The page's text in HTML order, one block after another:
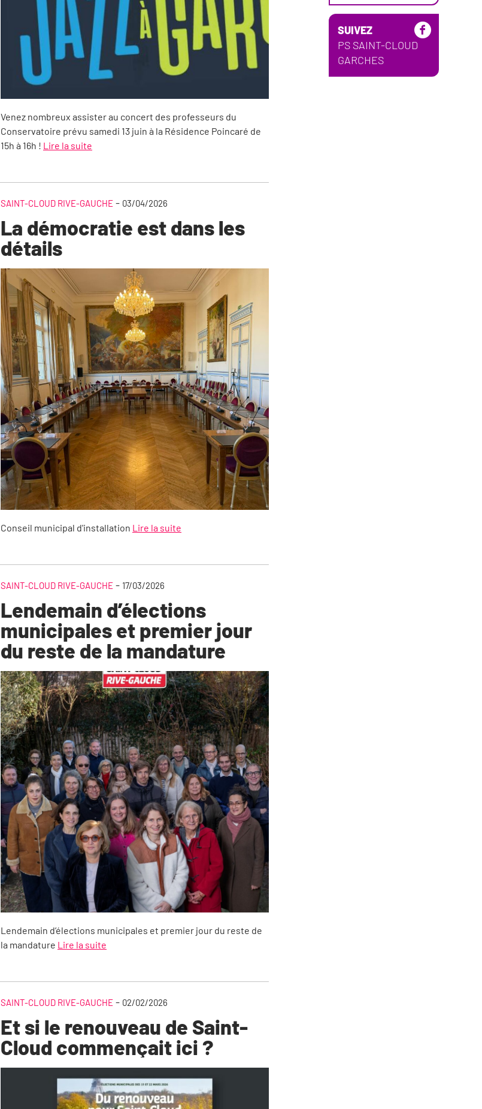
Venez nombreux assister au concert des professeurs du
Conservatoire prévu samedi 13 juin à la Résidence Poincaré de
15h à 16h ! Lire la suite
SAINT-CLOUD RIVE-GAUCHE - 03/04/2026
La démocratie est dans les
détails
Conseil municipal d'installation Lire la suite
SAINT-CLOUD RIVE-GAUCHE - 17/03/2026
Lendemain d’élections
municipales et premier jour
du reste de la mandature
Lendemain d’élections municipales et premier jour du reste de
la mandature Lire la suite
SAINT-CLOUD RIVE-GAUCHE - 02/02/2026
Et si le renouveau de Saint-
Cloud commençait ici ?
SUIVEZ
PS SAINT-CLOUD
GARCHES